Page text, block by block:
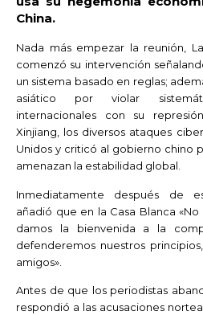
China.
Nada más empezar la reunión,
comenzó su intervención
un sistema basado en reglas;
asiático por violar
internacionales con su
Xinjiang, los diversos ataques
Unidos y criticó al gobierno chino
amenazan la estabilidad global.
Inmediatamente después de
añadió que en la Casa Blanca
damos la bienvenida a la
defenderemos nuestros
amigos».
Antes de que los periodistas
respondió a las acusaciones